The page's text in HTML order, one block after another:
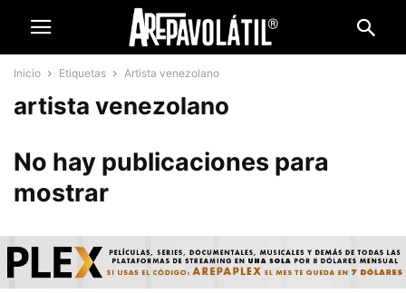
Inicio Etiquetas Artista venezolano
artista venezolano
No hay publicaciones para
mostrar